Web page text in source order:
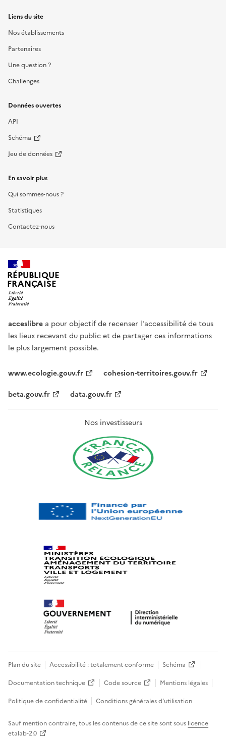
Liens du site
Nos établissements
Partenaires
Une question ?
Challenges
Données ouvertes
API
Schéma
Jeu de données
En savoir plus
Qui sommes-nous ?
Statistiques
Contactez-nous
RÉPUBLIQUE
FRANÇAISE
acceslibre a pour objectif de recenser l'accessibilité de tous
les lieux recevant du public et de partager ces informations
le plus largement possible.
www.ecologie.gouv.fr
cohesion-territoires.gouv.fr
beta.gouv.fr
data.gouv.fr
Nos investisseurs
Plan du site Accessibilité : totalement conforme
Schéma
Documentation technique
Code source
Mentions légales
Politique de confidentialité
Conditions générales d’utilisation
Sauf mention contraire, tous les contenus de ce site sont sous licence
etalab-2.0